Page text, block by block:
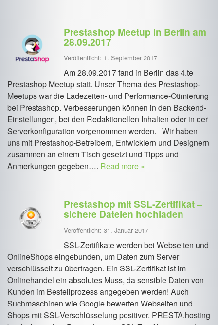
Prestashop Meetup in Berlin am
28.09.2017
Veröffentlicht: 1. September 2017
Am 28.09.2017 fand in Berlin das 4.te
Prestashop Meetup statt. Unser Thema des Prestashop-
Meetups war die Ladezeiten- und Performance-Otimierung
bei Prestashop. Verbesserungen können in den Backend-
Einstellungen, bei den Redaktionellen Inhalten oder in der
Serverkonfiguration vorgenommen werden. Wir haben
uns mit Prestashop-Betreibern, Entwicklern und Designern
zusammen an einem Tisch gesetzt und Tipps und
Anmerkungen gegeben…. Read more »
Prestashop mit SSL-Zertifikat –
sichere Dateien hochladen
Veröffentlicht: 31. Januar 2017
SSL-Zertifikate werden bei Webseiten und
OnlineShops eingebunden, um Daten zum Server
verschlüsselt zu übertragen. Ein SSL-Zertifikat ist im
Onlinehandel ein absolutes Muss, da sensible Daten von
Kunden im Bestellprozess angegeben werden! Auch
Suchmaschinen wie Google bewerten Webseiten und
Shops mit SSL-Verschlüsselung positiver. PRESTA.hosting